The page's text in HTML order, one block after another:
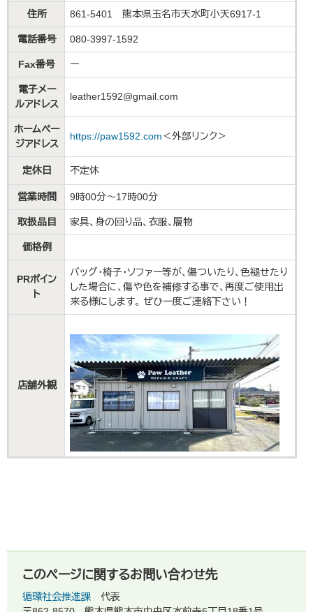
住所 861-5401 熊本県玉名市天水町小天6917‐1
電話番号 080-3997-1592
Fax番号 ー
電子メー
ルアドレス
leather1592@gmail.com
ホームペー
ジアドレス
https://paw1592.com＜外部リンク＞
定休日 不定休
営業時間 9時00分～17時00分
取扱品目 家具、身の回り品、衣服、履物
価格例
PRポイン
ト
バッグ・椅子・ソファー等が、傷ついたり、色褪せたり
した場合に、傷や色を補修する事で、再度ご使用出
来る様にします。 ぜひ一度ご連絡下さい！
店舗外観
このページに関するお問い合わせ先
循環社会推進課
代表